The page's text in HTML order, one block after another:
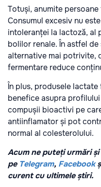
Totuși, anumite
Consumul excesiv nu
intoleranței la lactoză, al
bolilor renale. În astfel
alternative mai potrivite,
fermentare reduce
În plus, produsele
benefice asupra
compușii bioactivi pe
antiinflamator și pot
normal al colesterolului.
Acum ne puteți urmări și
pe Telegram, Facebook
curent cu ultimele știri.